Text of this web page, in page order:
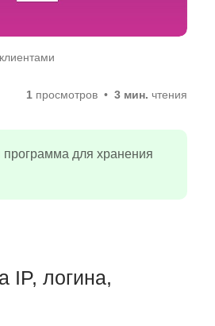
1 просмотров 3 мин. чтения
для хранения
IP, логина,